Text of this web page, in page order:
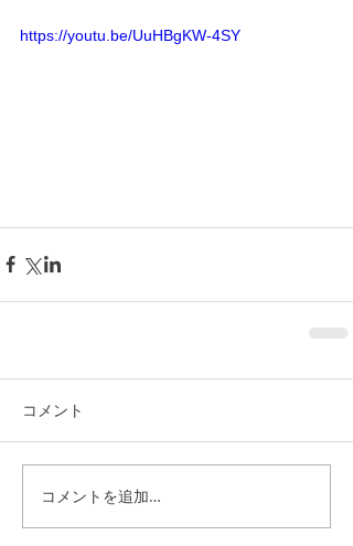
https://youtu.be/UuHBgKW-4SY
コメント
コメントを追加…